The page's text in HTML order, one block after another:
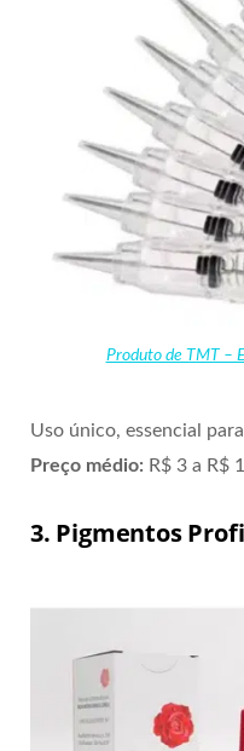
Produto de TMT –
Uso único, essencial
Preço médio: R$ 3 a R$
3. Pigmentos